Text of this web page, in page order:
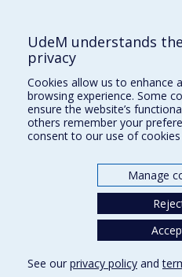
Écoles
Kinésiologie et des sciences de
Orthophonie et audiologie
Réadaptation
Directions
DPC
UdeM understands
privacy
Cookies allow us to enhance
browsing experience. Some
ensure the website’s
others remember your
consent to our use of
Manage
See our privacy policy and